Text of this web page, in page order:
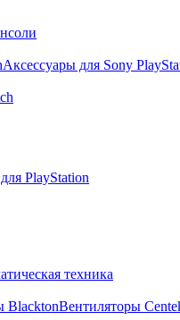
Аксессуары для Sony
PlayStation
техника
BlacktonВентиляторы